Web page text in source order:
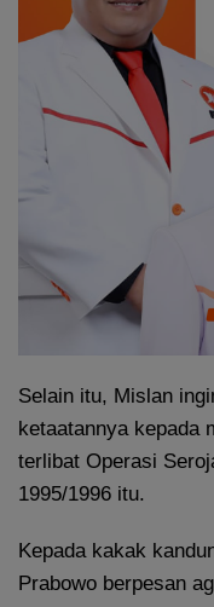
Selain itu, Mislan
ketaatannya kepada
terlibat Operasi
1995/1996 itu.
Kepada kakak
Prabowo berpesan